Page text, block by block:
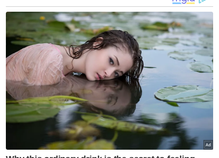
membanteras rasuah, penyeludupan serta
pengubahan wang haram selain memulihkan
hasil negara," katanya dalam kenyataan pada
Isnin.